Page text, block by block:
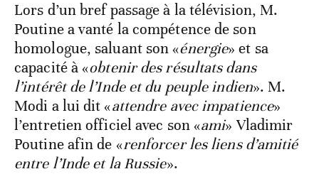
Lors d’un bref passage à la télévision, M.
Poutine a vanté la compétence de son
homologue, saluant son «énergie» et sa
capacité à «obtenir des résultats dans
l’intérêt de l’Inde et du peuple indien». M.
Modi a lui dit «attendre avec impatience»
l’entretien officiel avec son «ami» Vladimir
Poutine afin de «renforcer les liens d’amitié
entre l’Inde et la Russie».